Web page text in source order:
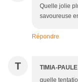
Quelle jolie
savoureuse
Répondre
T TIMIA-PAULE
quelle